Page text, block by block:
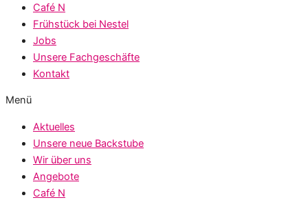
Café N
Frühstück bei Nestel
Jobs
Unsere Fachgeschäfte
Kontakt
Menü
Aktuelles
Unsere neue Backstube
Wir über uns
Angebote
Café N